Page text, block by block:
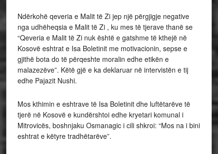
Ndërkohë qeveria e Malit të Zi jep një përgjigje negative
nga udhëheqsia e Malit të Zi , ku mes të tjerave thanë se
“Qeveria e Malit të Zi nuk është e gatshme të kthejë në
Kosovë eshtrat e Isa Boletinit me motivacionin, sepse e
gjithë bota do të përqeshte moralin edhe etikën e
malazezëve”. Këtë gjë e ka deklaruar në intervistën e tij
edhe Pajazit Nushi.
Mos kthimin e eshtrave të Isa Boletinit dhe luftëtarëve të
tjerë në Kosovë e kundërshtoi edhe kryetari komunal i
Mitrovicës, boshnjaku Osmanagic i cili shkroi: “Mos na i bini
eshtrat e këtyre tradhëtarëve”.